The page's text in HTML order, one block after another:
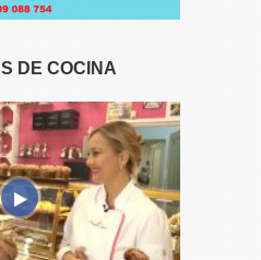
DE COCINA